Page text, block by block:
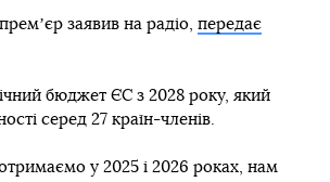
заявив на радіо, передає
бюджет ЄС з 2028 року, який
серед 27 країн-членів.
у 2025 і 2026 роках, нам